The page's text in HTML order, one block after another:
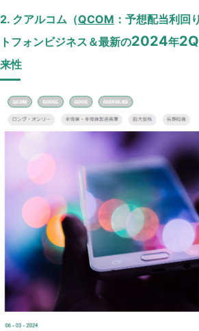
2. クアルコム（QCOM ：予想配当利回り
トフォンビジネス＆最新の2024年2Q
来性